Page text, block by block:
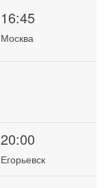
16:45
Москва
20:00
Егорьевск